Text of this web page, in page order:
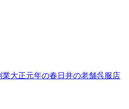
業大正元年の春日井の老舗呉服店